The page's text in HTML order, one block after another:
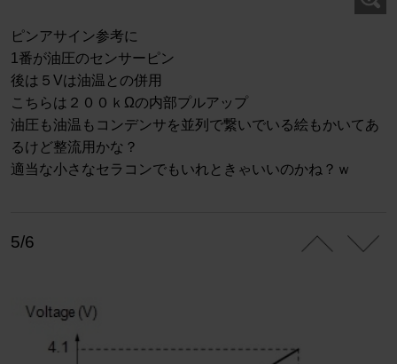
ピンアサイン参考に
1番が油圧のセンサーピン
後は５Vは油温との併用
こちらは２００ｋΩの内部プルアップ
油圧も油温もコンデンサを並列で繋いでいる絵もかいてあ
るけど整流用かな？
適当な小さなセラコンでもいれときゃいいのかね？ｗ
5/6